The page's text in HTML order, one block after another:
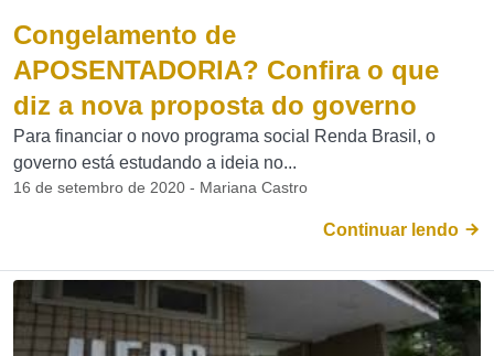
Congelamento de
APOSENTADORIA? Confira o que
diz a nova proposta do governo
Para financiar o novo programa social Renda Brasil, o
governo está estudando a ideia no...
16 de setembro de 2020 - Mariana Castro
Continuar lendo